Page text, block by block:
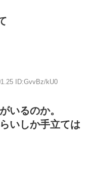
ID:GvvBz/kU0
いるのか。
いしか手立ては